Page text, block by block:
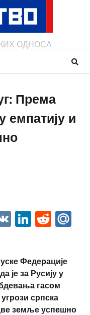
ОДНОСА
Према
емпатију и
VK
Федерације
је за Русију у
гасом
српска
земље успешно